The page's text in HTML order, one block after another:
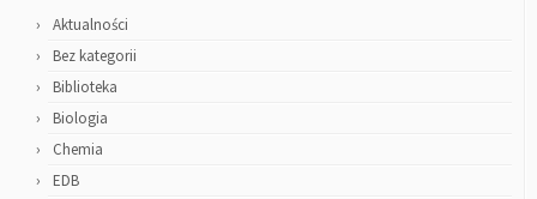
Aktualności
Bez kategorii
Biblioteka
Biologia
Chemia
EDB